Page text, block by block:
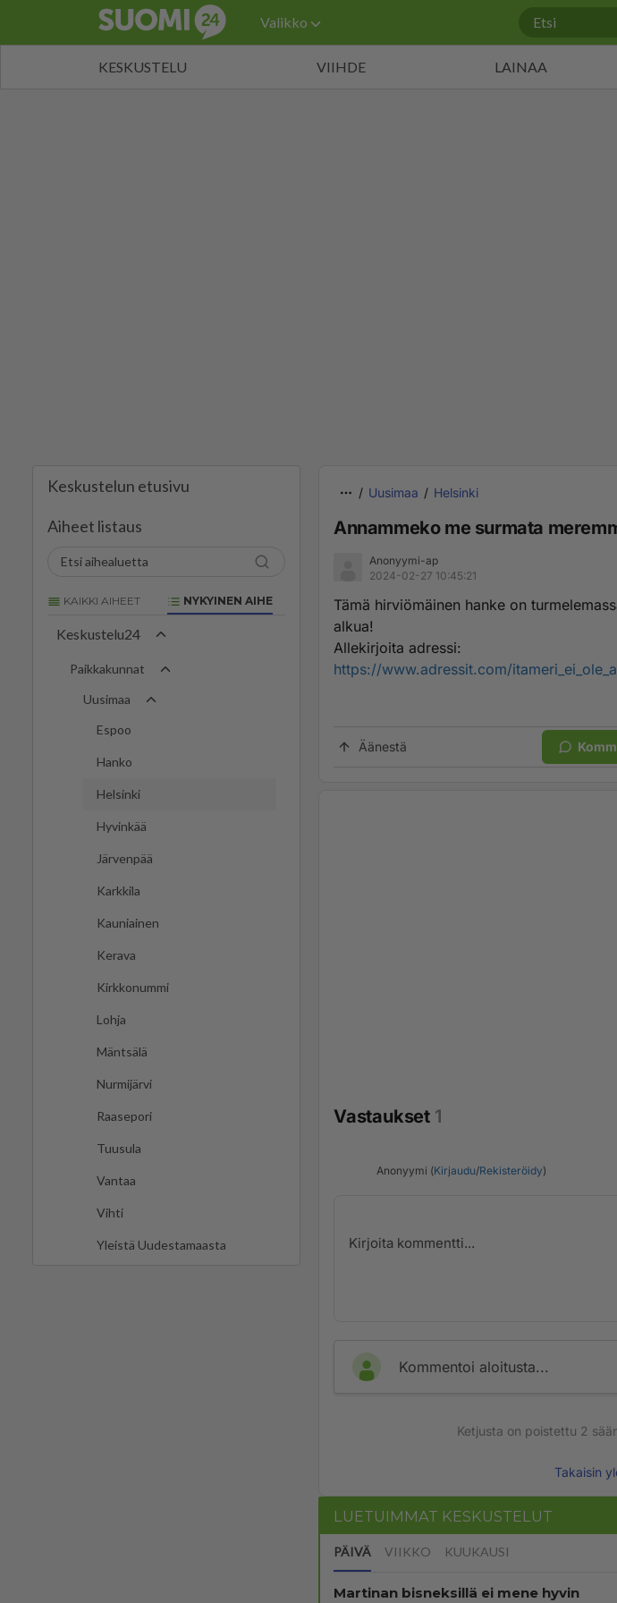
Valikko
KESKUSTELU VIIHDE LAINAA
Keskustelun etusivu
Aiheet listaus
KAIKKI AIHEET NYKYINEN AIHE
Keskustelu24
Paikkakunnat
Uusimaa
Espoo
Hanko
Helsinki
Hyvinkää
Järvenpää
Karkkila
Kauniainen
Kerava
Kirkkonummi
Lohja
Mäntsälä
Nurmijärvi
Raasepori
Tuusula
Vantaa
Vihti
Yleistä Uudestamaasta
Uusimaa Helsinki
Annammeko me surmata
Anonyymi-ap
2024-02-27 10:45:21
Tämä hirviömäinen hanke on
alkua!
Allekirjoita adressi:
https://www.adressit.com/
Äänestä
Vastaukset 1
Anonyymi (Kirjaudu/Rekisteröidy)
Kommentoi aloitusta...
Ketjusta on poistettu 2
Takaisin
LUETUIMMAT KESKUSTELUT
PÄIVÄ VIIKKO KUUKAUSI
Martinan bisneksillä ei mene hyvin